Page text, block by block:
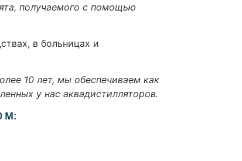
получаемого с помощью
в больницах и
10 лет, мы обеспечиваем как
у нас аквадистилляторов.
М: